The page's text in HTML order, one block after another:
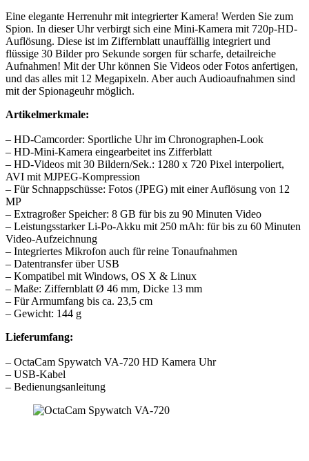
Eine elegante Herrenuhr mit integrierter Kamera! Werden Sie zum
Spion. In dieser Uhr verbirgt sich eine Mini-Kamera mit 720p-HD-
Auflösung. Diese ist im Ziffernblatt unauffällig integriert und
flüssige 30 Bilder pro Sekunde sorgen für scharfe, detailreiche
Aufnahmen! Mit der Uhr können Sie Videos oder Fotos anfertigen,
und das alles mit 12 Megapixeln. Aber auch Audioaufnahmen sind
mit der Spionageuhr möglich.
Artikelmerkmale:
– HD-Camcorder: Sportliche Uhr im Chronographen-Look
– HD-Mini-Kamera eingearbeitet ins Zifferblatt
– HD-Videos mit 30 Bildern/Sek.: 1280 x 720 Pixel interpoliert,
AVI mit MJPEG-Kompression
– Für Schnappschüsse: Fotos (JPEG) mit einer Auflösung von 12
MP
– Extragroßer Speicher: 8 GB für bis zu 90 Minuten Video
– Leistungsstarker Li-Po-Akku mit 250 mAh: für bis zu 60 Minuten
Video-Aufzeichnung
– Integriertes Mikrofon auch für reine Tonaufnahmen
– Datentransfer über USB
– Kompatibel mit Windows, OS X & Linux
– Maße: Ziffernblatt Ø 46 mm, Dicke 13 mm
– Für Armumfang bis ca. 23,5 cm
– Gewicht: 144 g
Lieferumfang:
– OctaCam Spywatch VA-720 HD Kamera Uhr
– USB-Kabel
– Bedienungsanleitung